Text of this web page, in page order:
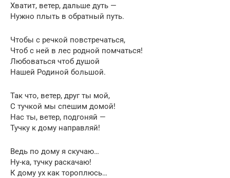
Хватит, ветер, дальше дуть —
Нужно плыть в обратный путь.
Чтобы с речкой повстречаться,
Чтоб с ней в лес родной помчаться!
Любоваться чтоб душой
Нашей Родиной большой.
Так что, ветер, друг ты мой,
С тучкой мы спешим домой!
Нас ты, ветер, подгоняй —
Тучку к дому направляй!
Ведь по дому я скучаю…
Ну-ка, тучку раскачаю!
К дому ух как тороплюсь…